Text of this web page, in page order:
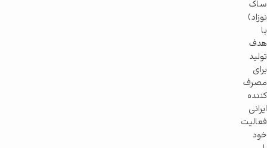
ساک
نوزاد)
با
هدف
تولید
برای
مصرف
کننده
ایرانی
فعالیت
خود